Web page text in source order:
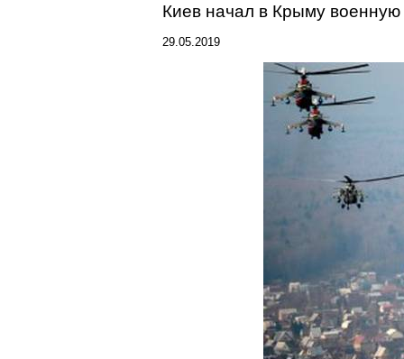
Киев начал в Крыму
29.05.2019